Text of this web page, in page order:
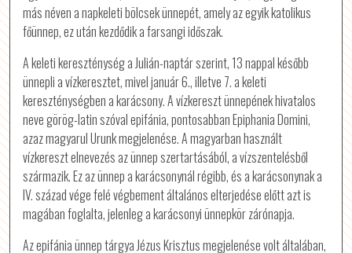
más néven a napkeleti bölcsek ünnepét, amely az egyik katolikus
főünnep, ez után kezdődik a farsangi időszak.
A keleti kereszténység a Julián-naptár szerint, 13 nappal később
ünnepli a vízkeresztet, mivel január 6., illetve 7. a keleti
kereszténységben a karácsony. A vízkereszt ünnepének hivatalos
neve görög-latin szóval epifánia, pontosabban Epiphania Domini,
azaz magyarul Urunk megjelenése. A magyarban használt
vízkereszt elnevezés az ünnep szertartásából, a vízszentelésből
származik. Ez az ünnep a karácsonynál régibb, és a karácsonynak a
IV. század vége felé végbement általános elterjedése előtt azt is
magában foglalta, jelenleg a karácsonyi ünnepkör zárónapja.
Az epifánia ünnep tárgya Jézus Krisztus megjelenése volt általában,